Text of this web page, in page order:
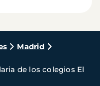
Madrid
de los colegios El